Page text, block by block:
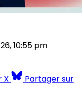
10:55 pm
X
Partager sur